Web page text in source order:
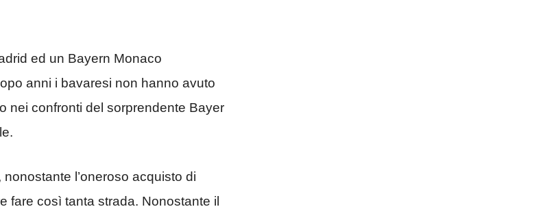
ed un Bayern Monaco
anni i bavaresi non hanno avuto
nei confronti del sorprendente Bayer
l’oneroso acquisto di
fare così tanta strada. Nonostante il